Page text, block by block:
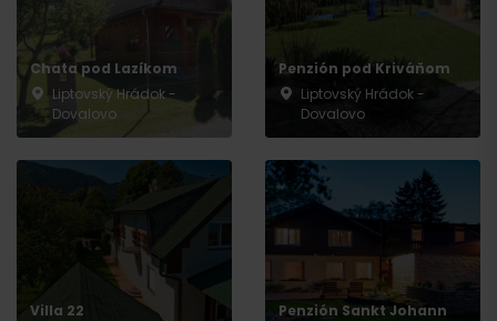
Chata pod Lazíkom
Liptovský Hrádok -
Dovalovo
Penzión pod Kriváňom
Liptovský Hrádok -
Dovalovo
Villa 22
Penzión Sankt Johann
Odchod